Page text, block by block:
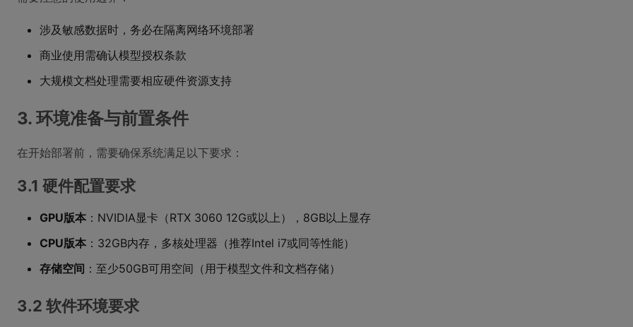
涉及敏感数据时，务必在隔离网络环境部署
商业使用需确认模型授权条款
大规模文档处理需要相应硬件资源支持
3. 环境准备与前置条件
在开始部署前，需要确保系统满足以下要求：
3.1 硬件配置要求
GPU版本 ：NVIDIA显卡（RTX 3060 12G或以上），8GB以上显存
CPU版本 ：32GB内存，多核处理器（推荐Intel i7或同等性能）
存储空间 ：至少50GB可用空间（用于模型文件和文档存储）
3.2 软件环境要求